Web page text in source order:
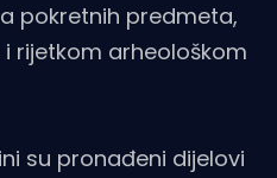
pokretnih predmeta,
rijetkom arheološkom
su pronađeni dijelovi